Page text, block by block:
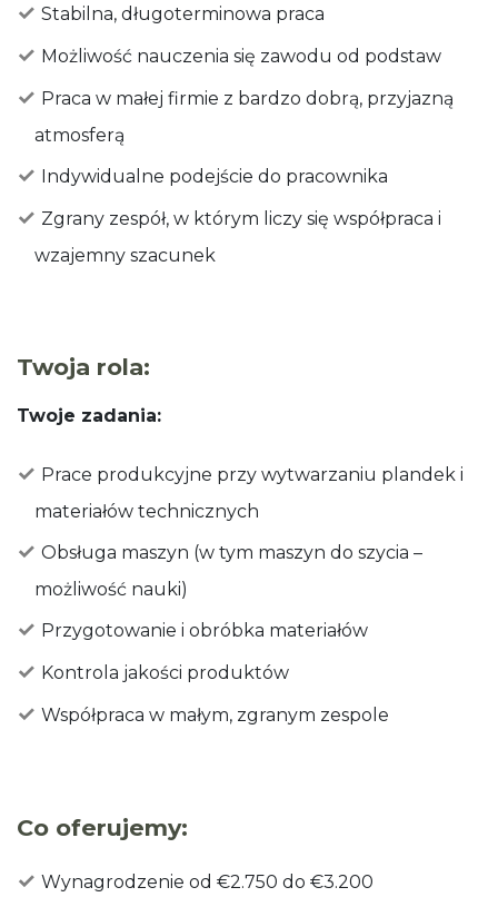
Stabilna, długoterminowa praca
Możliwość nauczenia się zawodu od podstaw
Praca w małej firmie z bardzo dobrą, przyjazną
atmosferą
Indywidualne podejście do pracownika
Zgrany zespół, w którym liczy się współpraca i
wzajemny szacunek
Twoja rola:
Twoje zadania:
Prace produkcyjne przy wytwarzaniu plandek i
materiałów technicznych
Obsługa maszyn (w tym maszyn do szycia –
możliwość nauki)
Przygotowanie i obróbka materiałów
Kontrola jakości produktów
Współpraca w małym, zgranym zespole
Co oferujemy:
Wynagrodzenie od €2.750 do €3.200